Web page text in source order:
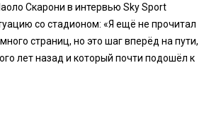
Скарони в интервью Sky Sport
со стадионом: «Я ещё не прочитал
страниц, но это шаг вперёд на пути,
лет назад и который почти подошёл к